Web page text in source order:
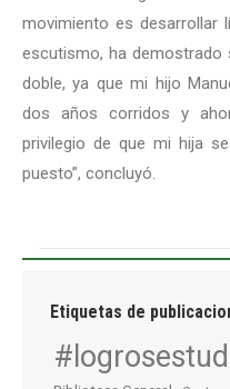
movimiento es desarrollar
escutismo, ha demostrado
doble, ya que mi hijo
dos años corridos y
privilegio de que mi hija
puesto”, concluyó.
Etiquetas de